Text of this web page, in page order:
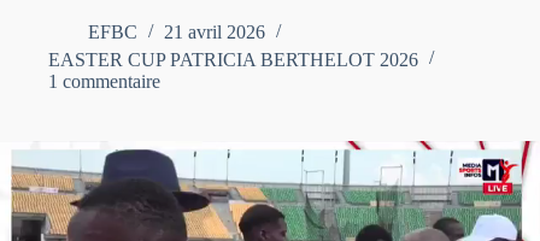
EFBC
21 avril 2026
EASTER CUP PATRICIA BERTHELOT 2026
1 commentaire